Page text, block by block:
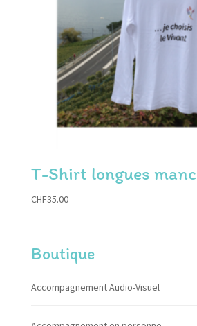
T-Shirt longues
CHF35.00
Boutique
Accompagnement Audio-Visuel